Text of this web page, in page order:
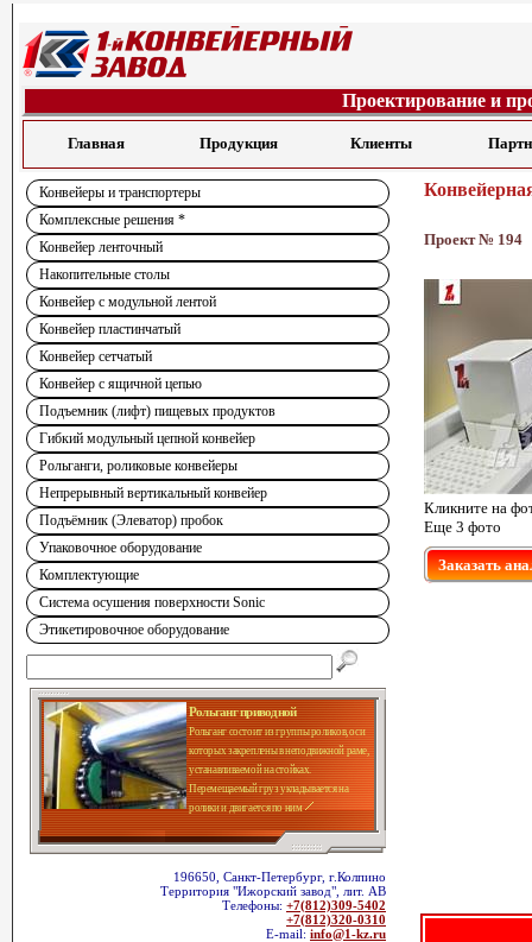
Проектирование и
Главная Продукция Клиенты
Конвейеры и транспортеры
Комплексные решения *
Конвейер ленточный
Накопительные столы
Конвейер с модульной лентой
Конвейер пластинчатый
Конвейер сетчатый
Конвейер с ящичной цепью
Подъемник (лифт) пищевых продуктов
Гибкий модульный цепной конвейер
Рольганги, роликовые конвейеры
Непрерывный вертикальный конвейер
Подъёмник (Элеватор) пробок
Упаковочное оборудование
Комплектующие
Система осушения поверхности Sonic
Этикетировочное оборудование
Рольганг приводной
Рольганг состоит из группы роликов, оси
которых закреплены в неподвижной раме,
устанавливаемой на стойках.
Перемещаемый груз укладывается на
ролики и двигается по ним
196650, Санкт-Петербург, г.Колпино
Территория "Ижорский завод", лит. АВ
Телефоны: +7(812)309-5402
+7(812)320-0310
E-mail: info@1-kz.ru
Проект № 194
Кликните на
Еще 3 фото
Заказать